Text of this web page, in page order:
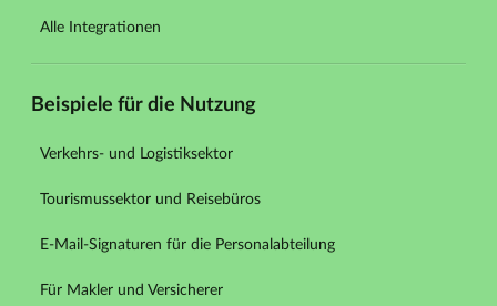
Alle Integrationen
Beispiele für die Nutzung
Verkehrs- und Logistiksektor
Tourismussektor und Reisebüros
E-Mail-Signaturen für die Personalabteilung
Für Makler und Versicherer